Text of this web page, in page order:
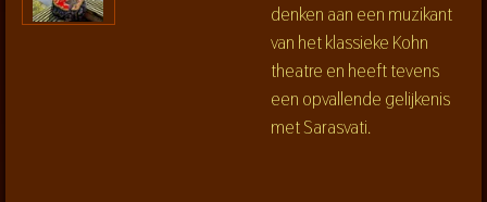
denken aan een muzikant
van het klassieke Kohn
theatre en heeft tevens
een opvallende gelijkenis
met Sarasvati.